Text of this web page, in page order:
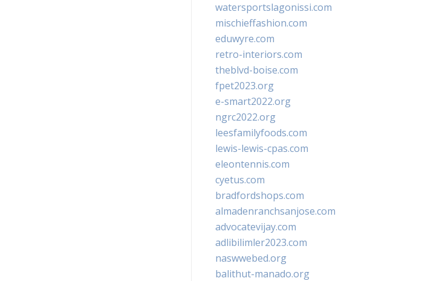
watersportslagonissi.com
mischieffashion.com
eduwyre.com
retro-interiors.com
theblvd-boise.com
fpet2023.org
e-smart2022.org
ngrc2022.org
leesfamilyfoods.com
lewis-lewis-cpas.com
eleontennis.com
cyetus.com
bradfordshops.com
almadenranchsanjose.com
advocatevijay.com
adlibilimler2023.com
naswwebed.org
balithut-manado.org